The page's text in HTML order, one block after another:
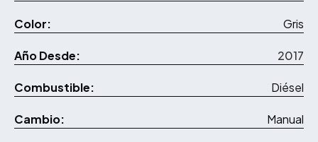
Color: Gris
Año Desde: 2017
Combustible: Diésel
Cambio: Manual